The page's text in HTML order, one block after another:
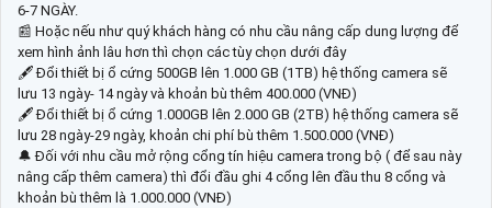
6-7 NGÀY.
📰 Hoặc nếu như quý khách hàng có nhu cầu nâng cấp dung lượng để
xem hình ảnh lâu hơn thì chọn các tùy chọn dưới đây
🖋 Đổi thiết bị ổ cứng 500GB lên 1.000 GB (1TB) hệ thống camera sẽ
lưu 13 ngày- 14 ngày và khoản bù thêm 400.000 (VNĐ)
🖋 Đổi thiết bị ổ cứng 1.000GB lên 2.000 GB (2TB) hệ thống camera sẽ
lưu 28 ngày-29 ngày, khoản chi phí bù thêm 1.500.000 (VNĐ)
🔔 Đối với nhu cầu mở rộng cổng tín hiệu camera trong bộ ( để sau này
nâng cấp thêm camera) thì đổi đầu ghi 4 cổng lên đầu thu 8 cổng và
khoản bù thêm là 1.000.000 (VNĐ)